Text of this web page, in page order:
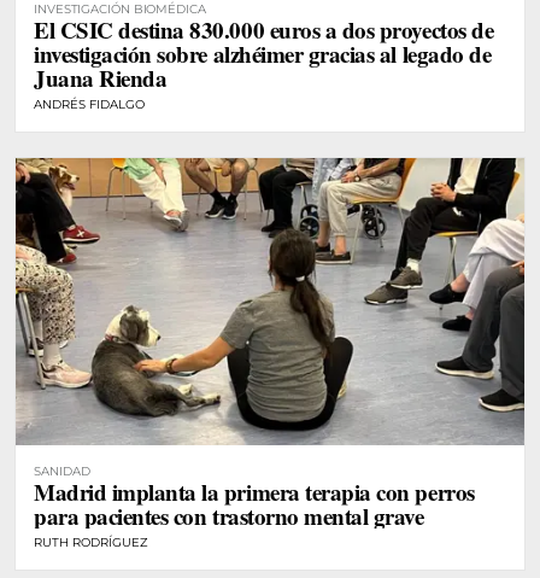
INVESTIGACIÓN BIOMÉDICA
El CSIC destina 830.000 euros a dos proyectos de
investigación sobre alzhéimer gracias al legado de
Juana Rienda
ANDRÉS FIDALGO
SANIDAD
Madrid implanta la primera terapia con perros
para pacientes con trastorno mental grave
RUTH RODRÍGUEZ